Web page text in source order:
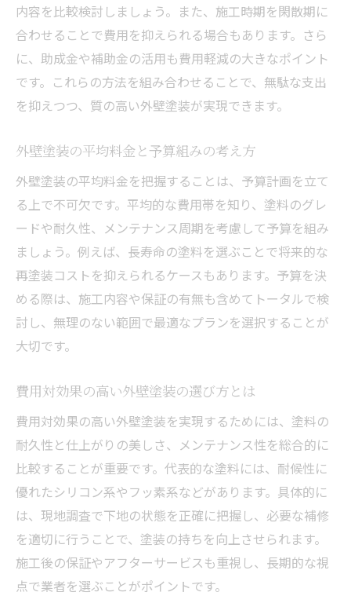
内容を比較検討しましょう。また、施工時期を閑散期に
合わせることで費用を抑えられる場合もあります。さら
に、助成金や補助金の活用も費用軽減の大きなポイント
です。これらの方法を組み合わせることで、無駄な支出
を抑えつつ、質の高い外壁塗装が実現できます。
外壁塗装の平均料金と予算組みの考え方
外壁塗装の平均料金を把握することは、予算計画を立て
る上で不可欠です。平均的な費用帯を知り、塗料のグレ
ードや耐久性、メンテナンス周期を考慮して予算を組み
ましょう。例えば、長寿命の塗料を選ぶことで将来的な
再塗装コストを抑えられるケースもあります。予算を決
める際は、施工内容や保証の有無も含めてトータルで検
討し、無理のない範囲で最適なプランを選択することが
大切です。
費用対効果の高い外壁塗装の選び方とは
費用対効果の高い外壁塗装を実現するためには、塗料の
耐久性と仕上がりの美しさ、メンテナンス性を総合的に
比較することが重要です。代表的な塗料には、耐候性に
優れたシリコン系やフッ素系などがあります。具体的に
は、現地調査で下地の状態を正確に把握し、必要な補修
を適切に行うことで、塗装の持ちを向上させられます。
施工後の保証やアフターサービスも重視し、長期的な視
点で業者を選ぶことがポイントです。